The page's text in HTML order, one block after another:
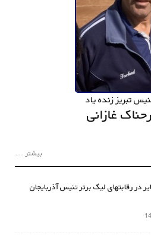
تبریز زنده یاد
غازانی
بیشتر ...
در رقابتهای لیگ برتر تنیس آذربایجان